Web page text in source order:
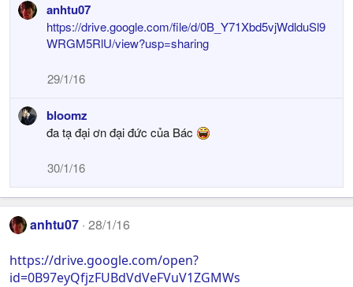
anhtu07
https://drive.google.com/file/d/0B_Y71Xbd5vjWdlduSl9
WRGM5RlU/view?usp=sharing
29/1/16
bloomz
đa tạ đại ơn đại đức của Bác
30/1/16
anhtu07 28/1/16
https://drive.google.com/open?
id=0B97eyQfjzFUBdVdVeFVuV1ZGMWs